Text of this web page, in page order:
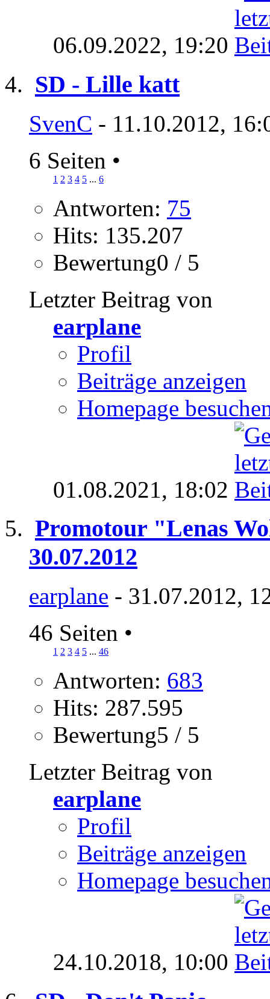
06.09.2022, 19:20
SD - Lille katt
SvenC - 11.10.2012,
6 Seiten •
1 2 3 4 5 ... 6
Antworten: 75
Hits: 135.207
Bewertung0 / 5
Letzter Beitrag von
earplane
Profil
Beiträge anzeigen
Homepage
01.08.2021, 18:02
Promotour "Lenas
30.07.2012
earplane - 31.07.2012,
46 Seiten •
1 2 3 4 5 ... 46
Antworten: 683
Hits: 287.595
Bewertung5 / 5
Letzter Beitrag von
earplane
Profil
Beiträge anzeigen
Homepage
24.10.2018, 10:00